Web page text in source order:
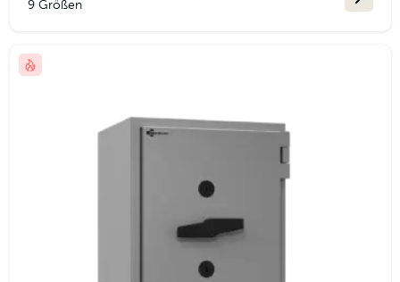
9 Größen